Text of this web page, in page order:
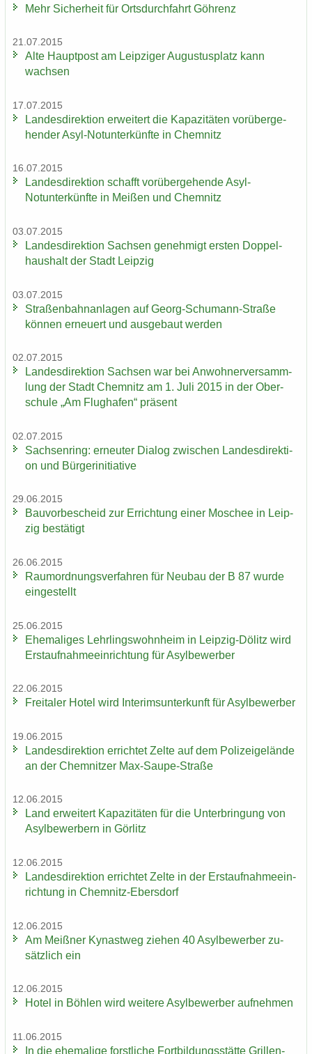
Mehr Si­cher­heit für Orts­durch­fahrt Göh­renz
21.07.2015
Alte Haupt­post am Leip­zi­ger Au­gus­tus­platz kann
wach­sen
17.07.2015
Lan­des­di­rek­ti­on er­wei­tert die Ka­pa­zi­tä­ten vor­über­ge­
hen­der Asyl-​Notunter­künfte in Chem­nitz
16.07.2015
Lan­des­di­rek­ti­on schafft vor­über­ge­hen­de Asyl-​
Notunter­künfte in Mei­ßen und Chem­nitz
03.07.2015
Lan­des­di­rek­ti­on Sach­sen ge­neh­migt ers­ten Dop­pel­
haus­halt der Stadt Leip­zig
03.07.2015
Stra­ßen­bahn­an­la­gen auf Georg-​Schumann-Straße
kön­nen er­neu­ert und aus­ge­baut wer­den
02.07.2015
Lan­des­di­rek­ti­on Sach­sen war bei An­woh­ner­ver­samm­
lung der Stadt Chem­nitz am 1. Juli 2015 in der Ober­
schu­le „Am Flug­ha­fen“ prä­sent
02.07.2015
Sach­sen­ring: er­neu­ter Dia­log zwi­schen Lan­des­di­rek­ti­
on und Bür­ger­initia­ti­ve
29.06.2015
Bau­vor­be­scheid zur Er­rich­tung einer Mo­schee in Leip­
zig be­stä­tigt
26.06.2015
Raum­ord­nungs­ver­fah­ren für Neu­bau der B 87 wurde
ein­ge­stellt
25.06.2015
Ehe­ma­li­ges Lehr­lings­wohn­heim in Leipzig-​Dölitz wird
Erst­auf­nah­me­ein­rich­tung für Asyl­be­wer­ber
22.06.2015
Frei­ta­ler Hotel wird In­te­rims­un­ter­kunft für Asyl­be­wer­ber
19.06.2015
Lan­des­di­rek­ti­on er­rich­tet Zelte auf dem Po­li­zei­ge­län­de
an der Chem­nit­zer Max-​Saupe-Straße
12.06.2015
Land er­wei­tert Ka­pa­zi­tä­ten für die Un­ter­brin­gung von
Asyl­be­wer­bern in Gör­litz
12.06.2015
Lan­des­di­rek­ti­on er­rich­tet Zelte in der Erst­auf­nah­me­ein­
rich­tung in Chemnitz-​Ebersdorf
12.06.2015
Am Meiß­ner Ky­nast­weg zie­hen 40 Asyl­be­wer­ber zu­
sätz­lich ein
12.06.2015
Hotel in Böh­len wird wei­te­re Asyl­be­wer­ber auf­neh­men
11.06.2015
In die ehe­ma­li­ge forst­li­che Fort­bil­dungs­stät­te Gril­len­